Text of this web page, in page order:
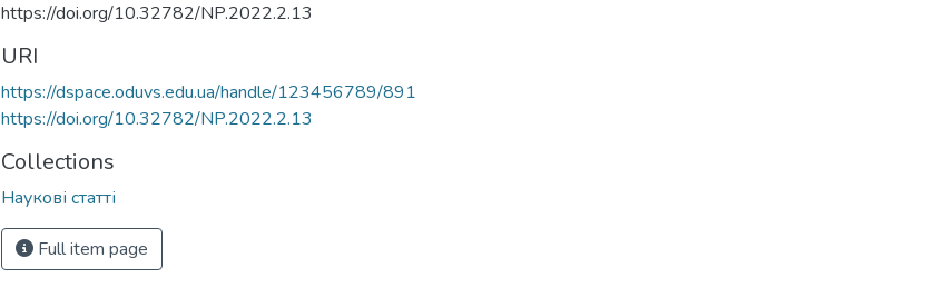
https://doi.org/10.32782/NP.2022.2.13
URI
https://dspace.oduvs.edu.ua/handle/123456789/891
https://doi.org/10.32782/NP.2022.2.13
Collections
Наукові статті
Full item page